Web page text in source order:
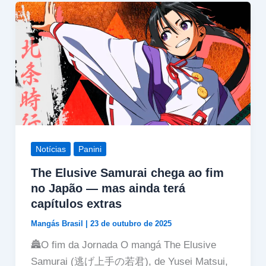
Notícias Panini
The Elusive Samurai chega ao fim
no Japão — mas ainda terá
capítulos extras
Mangás Brasil 23 de outubro de 2025
🏯O fim da Jornada O mangá The Elusive
Samurai (逃げ上手の若君), de Yusei Matsui,